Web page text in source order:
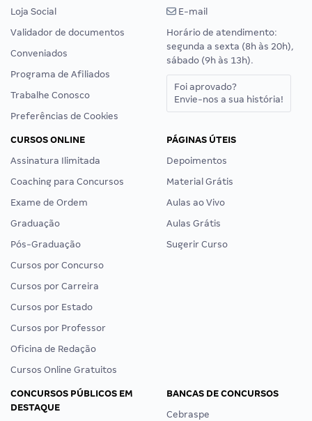
Loja Social
Validador de documentos
Conveniados
Programa de Afiliados
Trabalhe Conosco
Preferências de Cookies
E-mail
Horário de atendimento:
segunda a sexta (8h às 20h),
sábado (9h às 13h).
Foi aprovado?
Envie-nos a sua história!
CURSOS ONLINE
Assinatura Ilimitada
Coaching para Concursos
Exame de Ordem
Graduação
Pós-Graduação
Cursos por Concurso
Cursos por Carreira
Cursos por Estado
Cursos por Professor
Oficina de Redação
Cursos Online Gratuitos
PÁGINAS ÚTEIS
Depoimentos
Material Grátis
Aulas ao Vivo
Aulas Grátis
Sugerir Curso
CONCURSOS PÚBLICOS EM
DESTAQUE
BANCAS DE CONCURSOS
Cebraspe